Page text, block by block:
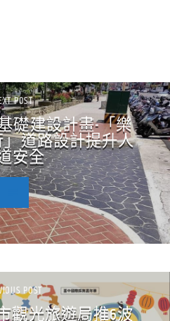
POST
礎建設計畫-「樂
道路設計提升人
安全
POST
觀光旅遊局推6波